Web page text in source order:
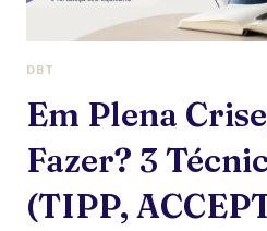
NUNCA
DBT
Em Plena
Fazer? 3
(TIPP,